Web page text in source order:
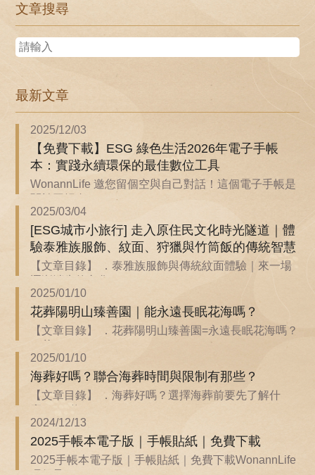
文章搜尋
最新文章
2025/12/03
【免費下載】ESG 綠色生活2026年電子手帳
本：實踐永續環保的最佳數位工具
WonannLife 邀您留個空與自己對話！這個電子手帳是
2025/03/04
[ESG城市小旅行] 走入原住民文化時光隧道｜體
驗泰雅族服飾、紋面、狩獵與竹筒飯的傳統智慧
【文章目錄】 ．泰雅族服飾與傳統紋面體驗｜來一場
2025/01/10
花葬陽明山臻善園｜能永遠長眠花海嗎？
【文章目錄】 ．花葬陽明山臻善園=永遠長眠花海嗎？
2025/01/10
海葬好嗎？聯合海葬時間與限制有那些？
【文章目錄】 ．海葬好嗎？選擇海葬前要先了解什
2024/12/13
2025手帳本電子版｜手帳貼紙｜免費下載
2025手帳本電子版｜手帳貼紙｜免費下載WonannLife